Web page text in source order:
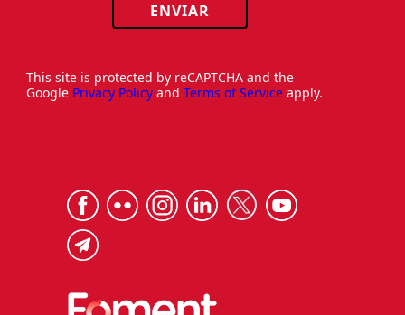
ENVIAR
This site is protected by reCAPTCHA and the
Google Privacy Policy and Terms of Service apply.